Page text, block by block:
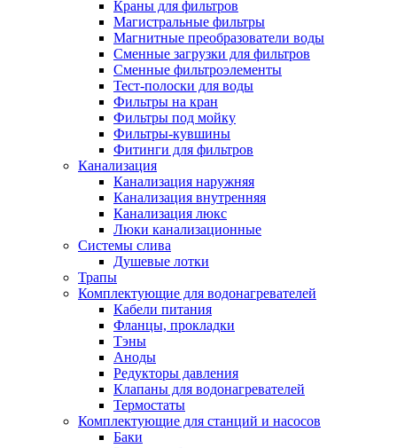
Новости и Акции
Оплата и доставка
Сервис-центр
Адреса Сервис-центров
Обмен и возврат товара
Вакансии
Краны для фильтров
Магистральные фильтры
Магнитные преобразователи воды
Сменные загрузки для фильтров
Сменные фильтроэлементы
Тест-полоски для воды
Фильтры на кран
Фильтры под мойку
Фильтры-кувшины
Фитинги для фильтров
Канализация
Канализация наружняя
Канализация внутренняя
Канализация люкс
Люки канализационные
Системы слива
Душевые лотки
Трапы
Комплектующие для водонагревателей
Кабели питания
Фланцы, прокладки
Тэны
Аноды
Редукторы давления
Клапаны для водонагревателей
Термостаты
Комплектующие для станций и насосов
Баки